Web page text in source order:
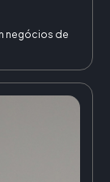
negócios de